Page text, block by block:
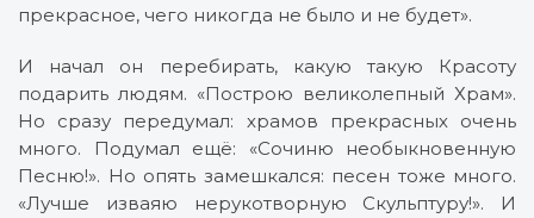
прекрасное, чего никогда не было и не будет».
И начал он перебирать, какую такую Красоту
подарить людям. «Построю великолепный Храм».
Но сразу передумал: храмов прекрасных очень
много. Подумал ещё: «Сочиню необыкновенную
Песню!». Но опять замешкался: песен тоже много.
«Лучше изваяю нерукотворную Скульптуру!». И